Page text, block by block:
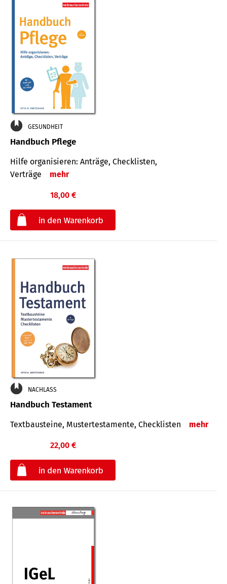
GESUNDHEIT
Handbuch Pflege
Hilfe organisieren: Anträge, Checklisten,
Verträge
mehr
18,00 €
NACHLASS
Handbuch Testament
Textbausteine, Mustertestamente, Checklisten mehr
22,00 €